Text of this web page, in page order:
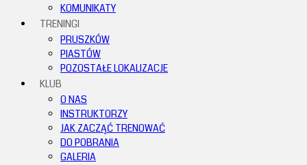
KOMUNIKATY
TRENINGI
PRUSZKÓW
PIASTÓW
POZOSTAŁE LOKALIZACJE
KLUB
O NAS
INSTRUKTORZY
JAK ZACZĄĆ TRENOWAĆ
DO POBRANIA
GALERIA